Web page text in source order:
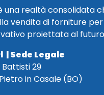
una realtà consolidata
vendita di forniture
proiettata al
| Sede Legale
29
in Casale (BO)